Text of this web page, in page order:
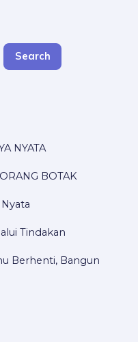
Search
NYATA
BOTAK
Tindakan
Berhenti, Bangun